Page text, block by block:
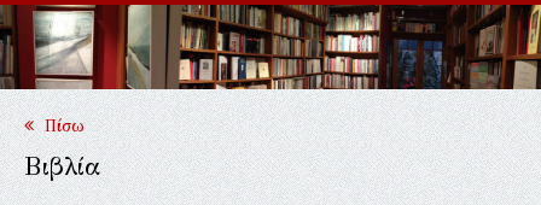
Εκδηλώσεις
Επικοινωνία
Πίσω
Βιβλία